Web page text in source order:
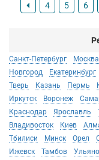
4 5 6
Санкт-Петербург Москва
Новгород
Екатеринбург
Тверь
Казань Пермь
Иркутск
Воронеж
Краснодар
Ярославль
Владивосток
Киев
Тбилиси
Минск Орел
Ижевск
Тамбов